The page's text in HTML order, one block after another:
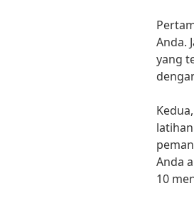
Anda.
yang
Anda
10